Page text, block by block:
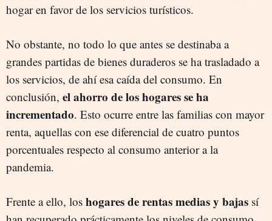
hogar en favor de los servicios turísticos.
No obstante, no todo lo que antes se destinaba a
grandes partidas de bienes duraderos se ha trasladado a
los servicios, de ahí esa caída del consumo. En
conclusión, el ahorro de los hogares se ha
incrementado. Esto ocurre entre las familias con mayor
renta, aquellas con ese diferencial de cuatro puntos
porcentuales respecto al consumo anterior a la
pandemia.
Frente a ello, los hogares de rentas medias y bajas sí